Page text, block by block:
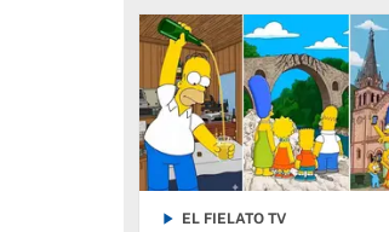
play_arrow EL FIELATO TV